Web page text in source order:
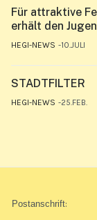
Für attraktive
HEGI-NEWS 10.JULI
STADTFILTER
HEGI-NEWS 25.FEB.
Postanschrift: